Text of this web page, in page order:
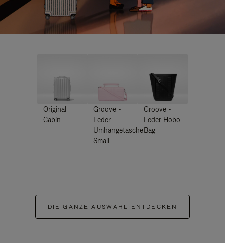
Original
Cabin
Groove -
Leder
Umhängetasche
Small
Groove -
Leder Hobo
Bag
DIE GANZE AUSWAHL ENTDECKEN